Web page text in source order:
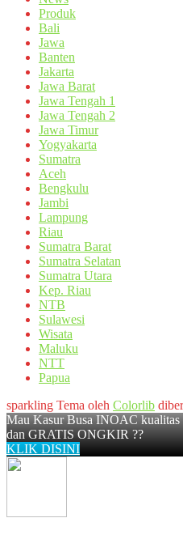
Produk
Bali
Jawa
Banten
Jakarta
Jawa Barat
Jawa Tengah 1
Jawa Tengah 2
Jawa Timur
Yogyakarta
Sumatra
Aceh
Bengkulu
Jambi
Lampung
Riau
Sumatra Barat
Sumatra Selatan
Sumatra Utara
Kep. Riau
NTB
Sulawesi
Wisata
Maluku
NTT
Papua
sparkling Tema oleh Colorlib
Mau Kasur Busa INOAC
dan GRATIS ONGKIR ??
KLIK DISINI